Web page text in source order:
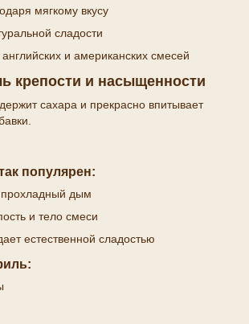
мягкому вкусу
сладости
и американских смесей
крепости и насыщенности
сахара и прекрасно впитывает
популярен:
дым
и тело смеси
естественной сладостью